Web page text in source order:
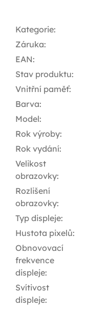
Kategorie:
Záruka:
EAN:
Stav produktu:
Vnitřní paměť:
Barva:
Model:
Rok výroby:
Rok vydání:
Velikost
obrazovky:
Rozlišení
obrazovky:
Typ displeje:
Hustota pixelů:
Obnovovací
frekvence
displeje:
Svítivost
displeje: